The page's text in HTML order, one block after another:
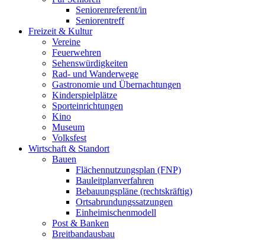
Seniorenreferent/in
Seniorentreff
Freizeit & Kultur
Vereine
Feuerwehren
Sehenswürdigkeiten
Rad- und Wanderwege
Gastronomie und Übernachtungen
Kinderspielplätze
Sporteinrichtungen
Kino
Museum
Volksfest
Wirtschaft & Standort
Bauen
Flächennutzungsplan (FNP)
Bauleitplanverfahren
Bebauungspläne (rechtskräftig)
Ortsabrundungssatzungen
Einheimischenmodell
Post & Banken
Breitbandausbau